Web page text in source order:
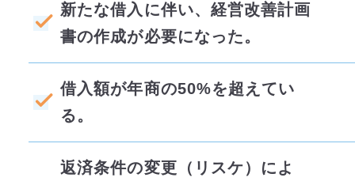
新たな借入に伴い、経営改善計画
書の作成が必要になった。
借入額が年商の50%を超えてい
る。
返済条件の変更（リスケ）によ